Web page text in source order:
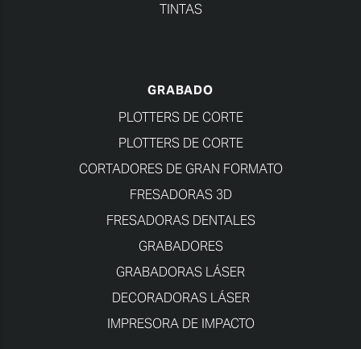
TINTAS
GRABADO
PLOTTERS DE CORTE
PLOTTERS DE CORTE
CORTADORES DE GRAN FORMATO
FRESADORAS 3D
FRESADORAS DENTALES
GRABADORES
GRABADORAS LÁSER
DECORADORAS LÁSER
IMPRESORA DE IMPACTO